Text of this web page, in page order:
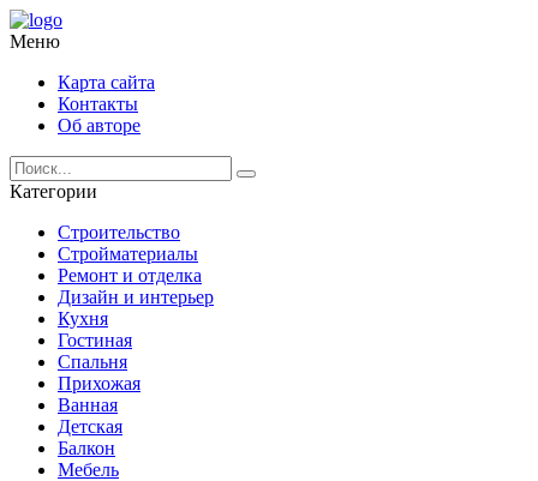
Меню
Карта сайта
Контакты
Об авторе
Категории
Строительство
Стройматериалы
Ремонт и отделка
Дизайн и интерьер
Кухня
Гостиная
Спальня
Прихожая
Ванная
Детская
Балкон
Мебель